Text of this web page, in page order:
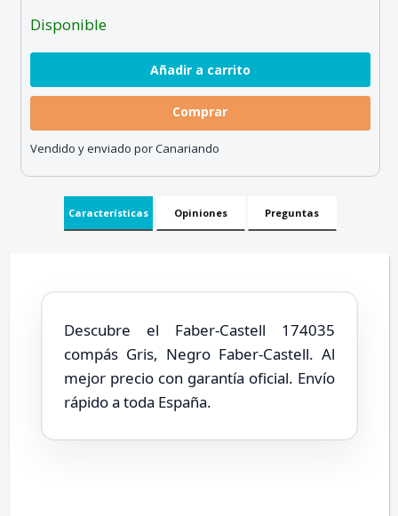
Disponible
Comprar
Vendido y enviado por Canariando
Características Opiniones Preguntas
Descubre el Faber-Castell 174035
compás Gris, Negro Faber-Castell. Al
mejor precio con garantía oficial. Envío
rápido a toda España.